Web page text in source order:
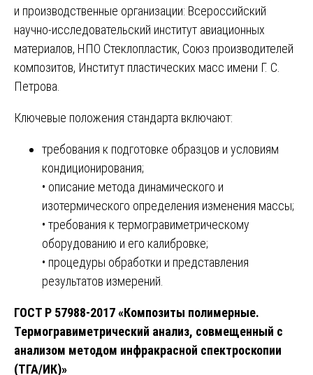
и производственные организации: Всероссийский
научно-исследовательский институт авиационных
материалов, НПО Стеклопластик, Союз производителей
композитов, Институт пластических масс имени Г. С.
Петрова.
Ключевые положения стандарта включают:
требования к подготовке образцов и условиям
кондиционирования;
• описание метода динамического и
изотермического определения изменения массы;
• требования к термогравиметрическому
оборудованию и его калибровке;
• процедуры обработки и представления
результатов измерений.
ГОСТ Р 57988-2017 «Композиты полимерные.
Термогравиметрический анализ, совмещенный с
анализом методом инфракрасной спектроскопии
(ТГА/ИК)»